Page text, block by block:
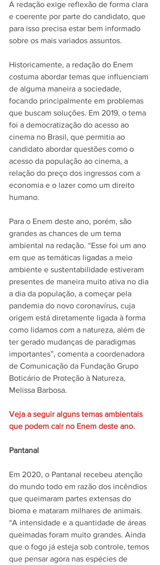
A redação exige reflexão de forma clara
e coerente por parte do candidato, que
para isso precisa estar bem informado
sobre os mais variados assuntos.
Historicamente, a redação do Enem
costuma abordar temas que influenciam
de alguma maneira a sociedade,
focando principalmente em problemas
que buscam soluções. Em 2019, o tema
foi a democratização do acesso ao
cinema no Brasil, que permitia ao
candidato abordar questões como o
acesso da população ao cinema, a
relação do preço dos ingressos com a
economia e o lazer como um direito
humano.
Para o Enem deste ano, porém, são
grandes as chances de um tema
ambiental na redação. “Esse foi um ano
em que as temáticas ligadas a meio
ambiente e sustentabilidade estiveram
presentes de maneira muito ativa no dia
a dia da população, a começar pela
pandemia do novo coronavírus, cuja
origem está diretamente ligada à forma
como lidamos com a natureza, além de
ter gerado mudanças de paradigmas
importantes”, comenta a coordenadora
de Comunicação da Fundação Grupo
Boticário de Proteção à Natureza,
Melissa Barbosa.
Veja a seguir alguns temas ambientais
que podem cair no Enem deste ano.
Pantanal
Em 2020, o Pantanal recebeu atenção
do mundo todo em razão dos incêndios
que queimaram partes extensas do
bioma e mataram milhares de animais.
“A intensidade e a quantidade de áreas
queimadas foram muito grandes. Ainda
que o fogo já esteja sob controle, temos
que pensar agora nas espécies de